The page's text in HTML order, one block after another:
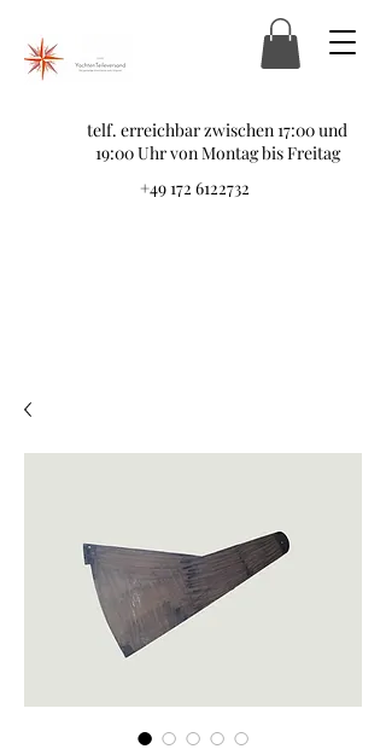
telf. erreichbar zwischen 17:00 und
19:00 Uhr von Montag bis Freitag
+49 172 6122732